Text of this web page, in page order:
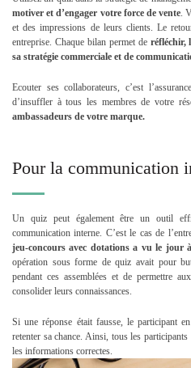
motiver et d’engager votre force de vente .
et des impressions de leurs clients. Le
entreprise. Chaque bilan permet de réfléchir,
sa stratégie commerciale et de
Ecouter ses collaborateurs, c’est
d’insuffler à tous les membres de votre
ambassadeurs de votre marque.
Pour la communication
Un quiz peut également être un outil
communication interne. C’est le cas de
jeu-concours avec dotations a vu le jour à
opération sous forme de quiz avait pour
pendant ces assemblées et de permettre
consolider leurs connaissances.
Si une réponse était fausse, le participant
retenter sa chance. Ainsi, tous les
les informations correctes.